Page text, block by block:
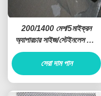
200/1400 মেশ/5মাইক্রন
অ্যাপারচার সাইজ/স্টেইনলেস স্টিল
ওয়্যার মেশ
সেরা দাম পান